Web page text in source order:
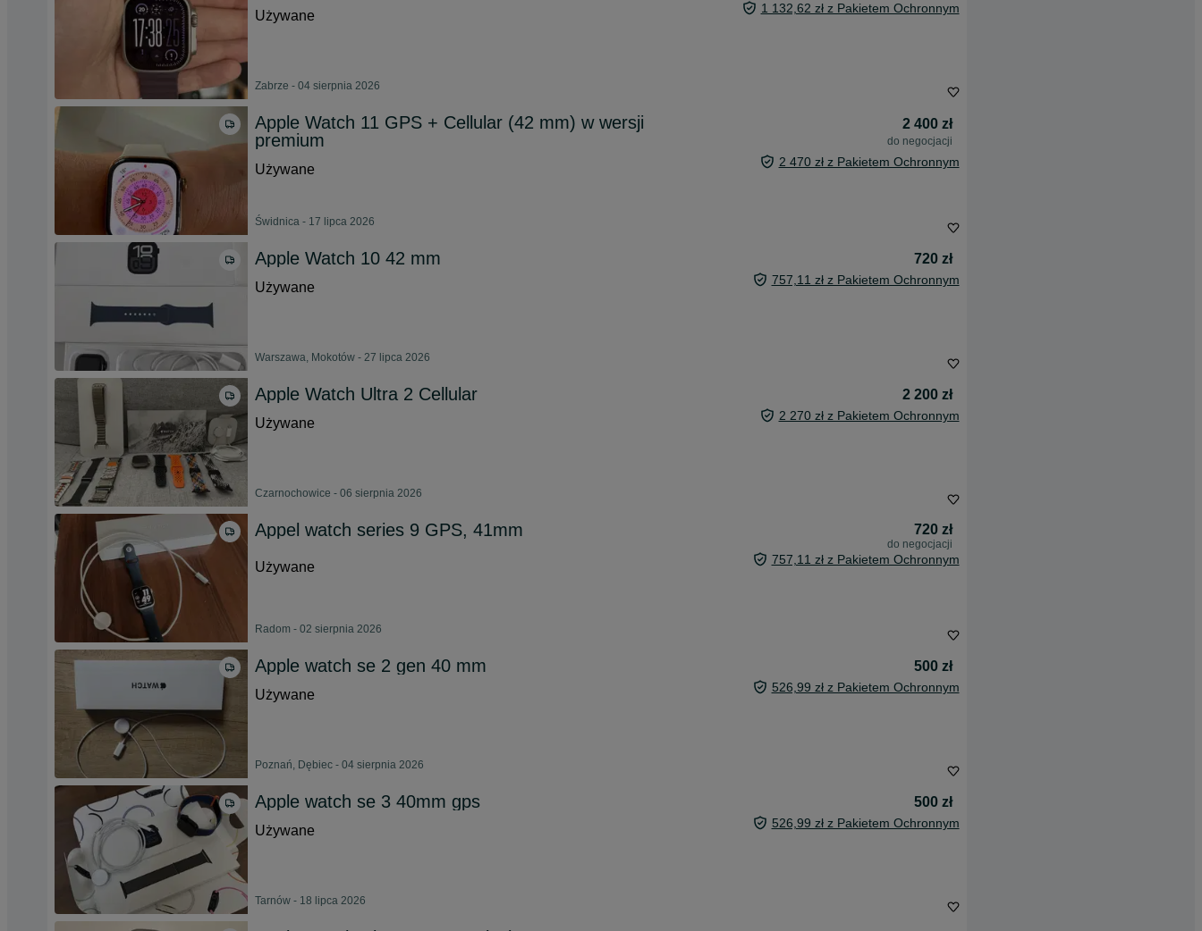
Używane
1 132,62 zł z Pakietem Ochronnym
Zabrze - 04 sierpnia 2026
Apple Watch 11 GPS + Cellular (42 mm) w wersji
premium
2 400 zł
do negocjacji
Używane 2 470 zł z Pakietem Ochronnym
Świdnica - 17 lipca 2026
Apple Watch 10 42 mm
720 zł
Używane
757,11 zł z Pakietem Ochronnym
Warszawa, Mokotów - 27 lipca 2026
Apple Watch Ultra 2 Cellular
2 200 zł
Używane
2 270 zł z Pakietem Ochronnym
Czarnochowice - 06 sierpnia 2026
Appel watch series 9 GPS, 41mm 720 zł
do negocjacji
Używane 757,11 zł z Pakietem Ochronnym
Radom - 02 sierpnia 2026
Apple watch se 2 gen 40 mm
500 zł
Używane
526,99 zł z Pakietem Ochronnym
Poznań, Dębiec - 04 sierpnia 2026
Apple watch se 3 40mm gps
500 zł
Używane
526,99 zł z Pakietem Ochronnym
Tarnów - 18 lipca 2026